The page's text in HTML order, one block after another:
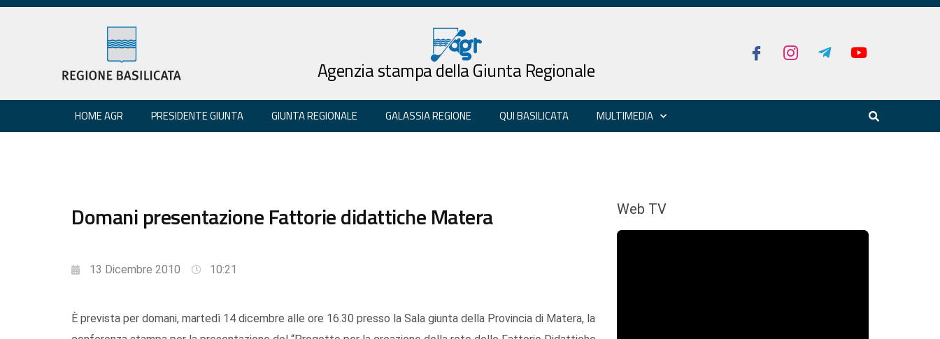
Agenzia stampa della Giunta Regionale
HOME AGR PRESIDENTE GIUNTA GIUNTA REGIONALE GALASSIA REGIONE QUI BASILICATA MULTIMEDIA
Domani presentazione Fattorie didattiche Matera
13 Dicembre 2010 10:21
È prevista per domani, martedì 14 dicembre alle ore 16.30 presso la Sala giunta della Provincia di Matera, la
Web TV